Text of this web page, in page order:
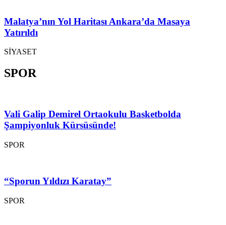
Malatya’nın Yol Haritası Ankara’da Masaya
Yatırıldı
SİYASET
SPOR
Vali Galip Demirel Ortaokulu Basketbolda
Şampiyonluk Kürsüsünde!
SPOR
“Sporun Yıldızı Karatay”
SPOR